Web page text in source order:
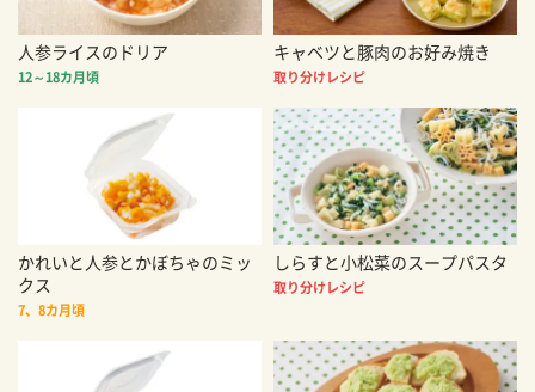
人参ライスのドリア
12～18カ月頃
キャベツと豚肉のお好み焼き
取り分けレシピ
かれいと人参とかぼちゃのミッ
クス
7、8カ月頃
しらすと小松菜のスープパスタ
取り分けレシピ